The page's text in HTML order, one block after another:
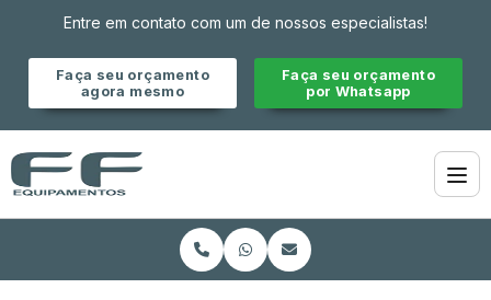
Entre em contato com um de nossos especialistas!
Faça seu orçamento
agora mesmo
Faça seu orçamento
por Whatsapp